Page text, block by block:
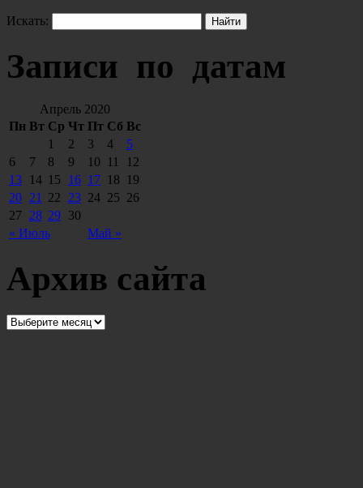
Искать:
Записи по датам
Апрель 2020
Пн Вт Ср Чт Пт Сб Вс
« Июль Май »
1 2 3 4
5
6
7 8 9 10 11
12
13
14 15 16 17 18
19
20 21 22 23 24 25 26
27 28 29 30
Архив сайта